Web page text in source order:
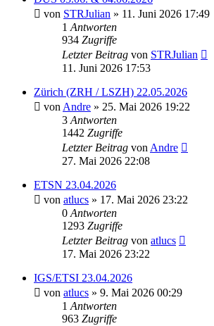
von STRJulian » 11. Juni 2026 17:49
1 Antworten
934 Zugriffe
Letzter Beitrag von STRJulian
11. Juni 2026 17:53
Zürich (ZRH / LSZH) 22.05.2026
von Andre » 25. Mai 2026 19:22
3 Antworten
1442 Zugriffe
Letzter Beitrag von Andre
27. Mai 2026 22:08
ETSN 23.04.2026
von atlucs » 17. Mai 2026 23:22
0 Antworten
1293 Zugriffe
Letzter Beitrag von atlucs
17. Mai 2026 23:22
IGS/ETSI 23.04.2026
von atlucs » 9. Mai 2026 00:29
1 Antworten
963 Zugriffe